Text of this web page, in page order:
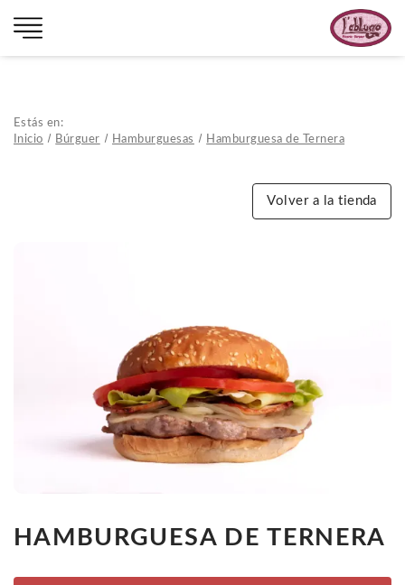
Estás en:
Inicio
Búrguer Hamburguesas Hamburguesa de Ternera
Volver a la tienda
HAMBURGUESA DE TERNERA